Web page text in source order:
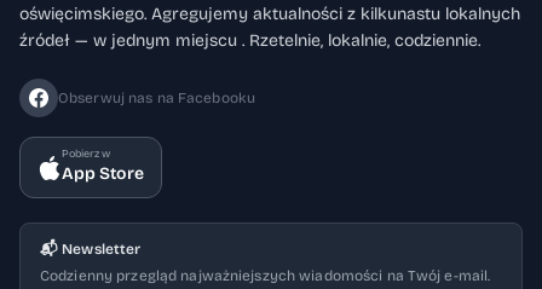
oświęcimskiego. Agregujemy aktualności z kilkunastu lokalnych
źródeł — w jednym miejscu . Rzetelnie, lokalnie, codziennie.
Obserwuj nas na Facebooku
Pobierz w
App Store
📬 Newsletter
Codzienny przegląd najważniejszych wiadomości na Twój e-mail.